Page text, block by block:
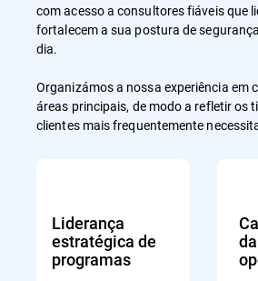
com acesso a consultores fiáveis que
fortalecem a sua postura de
dia.
Organizámos a nossa experiência em
áreas principais, de modo a refletir os
clientes mais frequentemente
Liderança
estratégica de
programas